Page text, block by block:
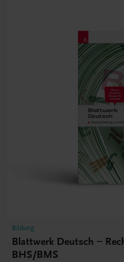
Bildung
Blattwerk Deutsch –
BHS/BMS